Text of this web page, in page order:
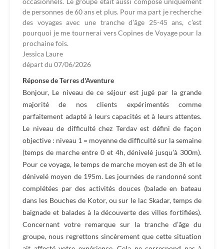
de personnes de 60 ans et plus. Pour ma part je recherche
des voyages avec une tranche d’âge 25-45 ans, c’est
pourquoi je me tournerai vers Copines de Voyage pour la
prochaine fois.
Jessica Laure
départ du 07/06/2026
Réponse de Terres d'Aventure
Bonjour, Le niveau de ce séjour est jugé par la grande
majorité de nos clients expérimentés comme
parfaitement adapté à leurs capacités et à leurs attentes.
Le niveau de difficulté chez Terdav est défini de façon
objective : niveau 1 = moyenne de difficulté sur la semaine
(temps de marche entre 0 et 4h, dénivelé jusqu’à 300m).
Pour ce voyage, le temps de marche moyen est de 3h et le
dénivelé moyen de 195m. Les journées de randonné sont
complétées par des activités douces (balade en bateau
dans les Bouches de Kotor, ou sur le lac Skadar, temps de
baignade et balades à la découverte des villes fortifiées).
Concernant votre remarque sur la tranche d’âge du
groupe, nous regrettons sincèrement que cette situation